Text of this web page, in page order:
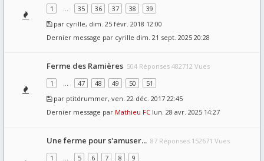
1
… 35 36 37 38
39
par cyrille, dim. 25 févr. 2018 12:00
Dernier message par cyrille dim. 21 sept. 2025 20:28
Ferme des Ramières 504 Réponses 482712 Vues
1
… 47 48 49 50
51
par ptitdrummer, ven. 22 déc. 2017 22:45
Dernier message par Mathieu FC lun. 28 avr. 2025 14:27
Une ferme pour s'amuser... 87 Réponses 152671 Vues
1
… 5 6 7 8
9